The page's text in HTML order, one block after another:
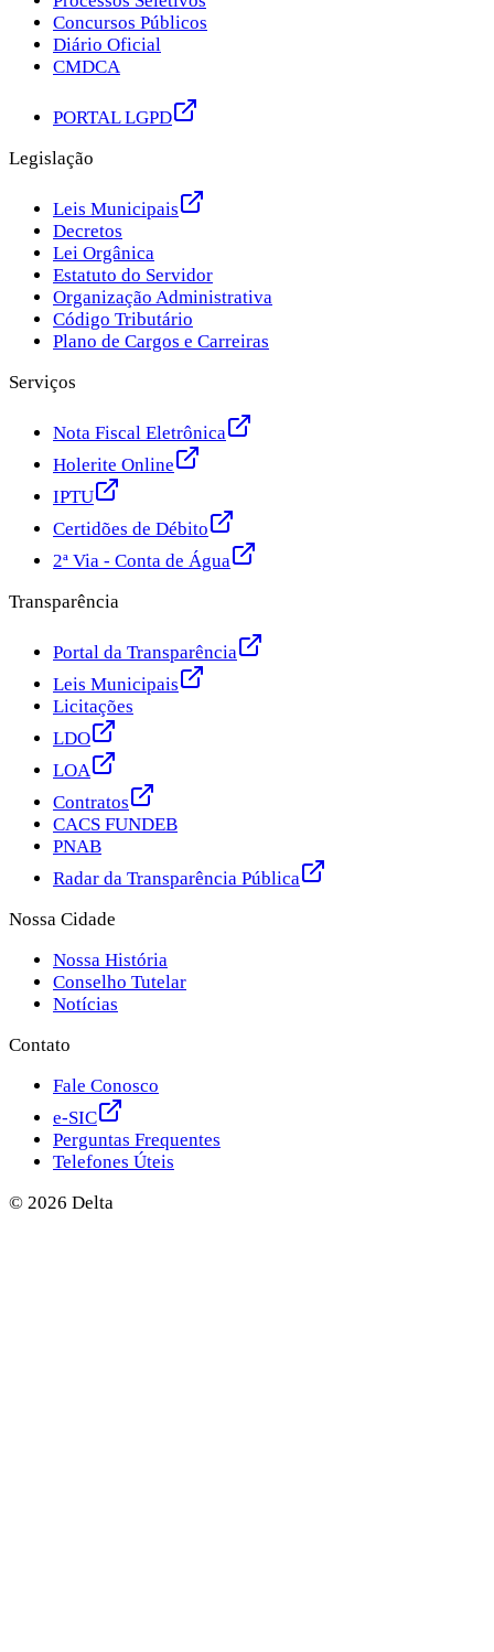
Concursos Públicos
Diário Oficial
CMDCA
PORTAL LGPD
Legislação
Leis Municipais
Decretos
Lei Orgânica
Estatuto do Servidor
Organização Administrativa
Código Tributário
Plano de Cargos e Carreiras
Serviços
Nota Fiscal Eletrônica
Holerite Online
IPTU
Certidões de Débito
2ª Via - Conta de Água
Transparência
Portal da Transparência
Leis Municipais
Licitações
LDO
LOA
Contratos
CACS FUNDEB
PNAB
Radar da Transparência Pública
Nossa Cidade
Nossa História
Conselho Tutelar
Notícias
Contato
Fale Conosco
e-SIC
Perguntas Frequentes
Telefones Úteis
© 2026 Delta